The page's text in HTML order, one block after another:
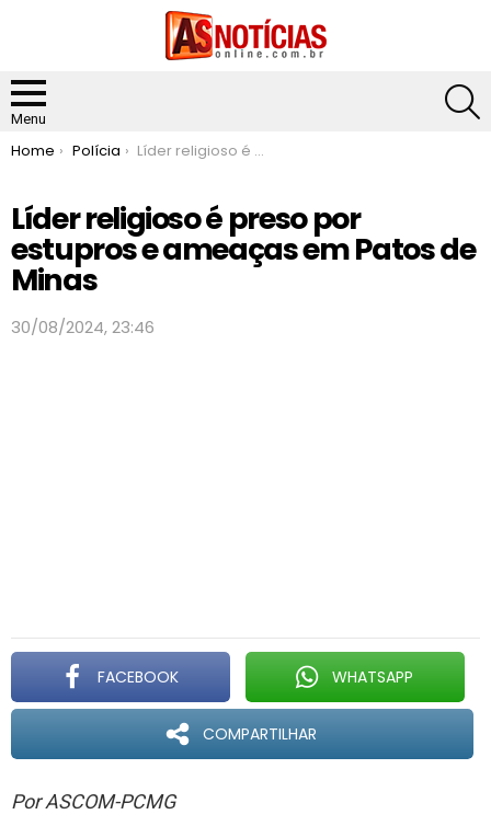
Menu
You are here:
Home Polícia Líder religioso é preso por estupros e ameaças em Patos de Minas
Líder religioso é preso por
estupros e ameaças em Patos de
Minas
30/08/2024, 23:46
FACEBOOK WHATSAPP
COMPARTILHAR
Por ASCOM-PCMG